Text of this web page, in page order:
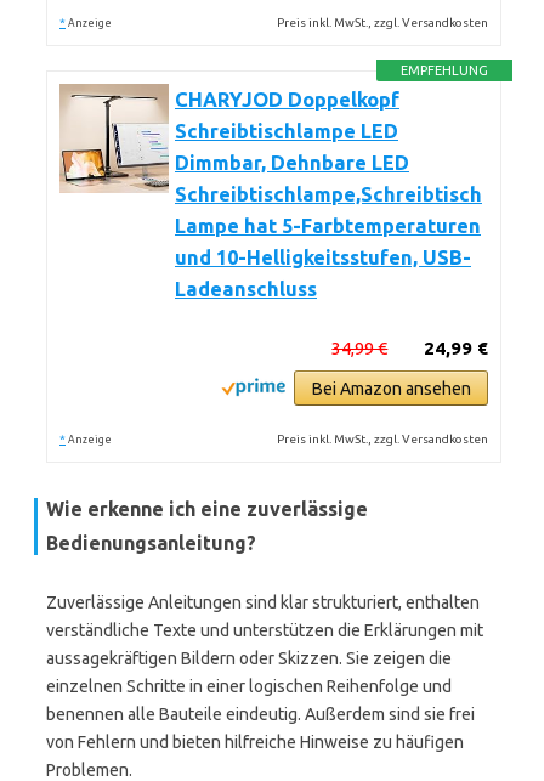
* Anzeige Preis inkl. MwSt., zzgl. Versandkosten
EMPFEHLUNG
CHARYJOD Doppelkopf
Schreibtischlampe LED
Dimmbar, Dehnbare LED
Schreibtischlampe,Schreibtisch
Lampe hat 5-Farbtemperaturen
und 10-Helligkeitsstufen, USB-
Ladeanschluss
24,99 €
34,99 €
Bei Amazon ansehen
* Anzeige Preis inkl. MwSt., zzgl. Versandkosten
Wie erkenne ich eine zuverlässige
Bedienungsanleitung?
Zuverlässige Anleitungen sind klar strukturiert, enthalten
verständliche Texte und unterstützen die Erklärungen mit
aussagekräftigen Bildern oder Skizzen. Sie zeigen die
einzelnen Schritte in einer logischen Reihenfolge und
benennen alle Bauteile eindeutig. Außerdem sind sie frei
von Fehlern und bieten hilfreiche Hinweise zu häufigen
Problemen.